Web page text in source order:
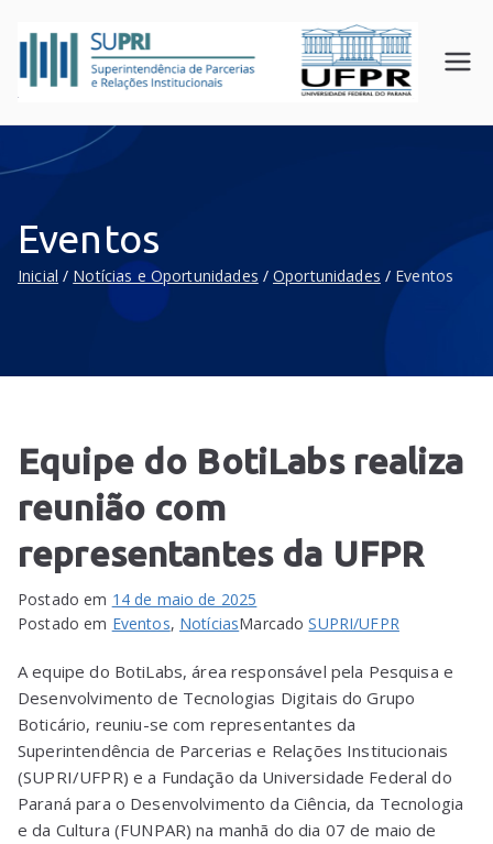
SUPR
Superin
cia de
Instituc
Eventos
Inicial Notícias e Oportunidades Oportunidades Eventos
Equipe do BotiLabs realiza
reunião com
representantes da UFPR
Postado em 14 de maio de 2025
Postado em Eventos, NotíciasMarcadoSUPRI/UFPR
A equipe do BotiLabs, área responsável pela Pesquisa e
Desenvolvimento de Tecnologias Digitais do Grupo
Boticário, reuniu-se com representantes da
Superintendência de Parcerias e Relações Institucionais
(SUPRI/UFPR) e a Fundação da Universidade Federal do
Paraná para o Desenvolvimento da Ciência, da Tecnologia
e da Cultura (FUNPAR) na manhã do dia 07 de maio de